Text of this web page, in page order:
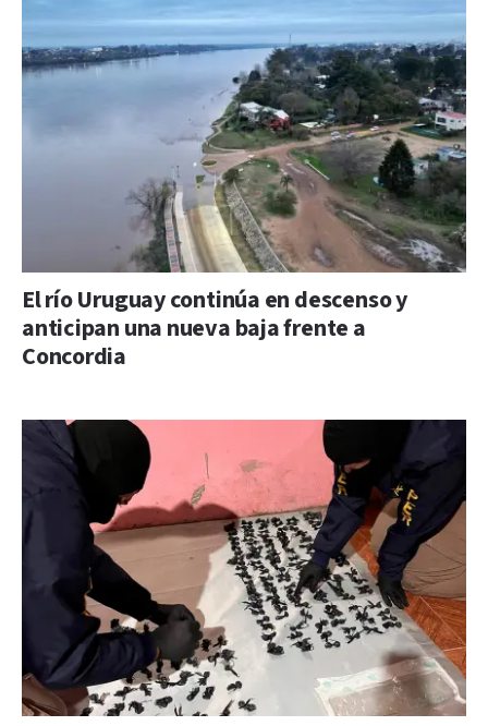
El río Uruguay continúa en descenso y
anticipan una nueva baja frente a
Concordia